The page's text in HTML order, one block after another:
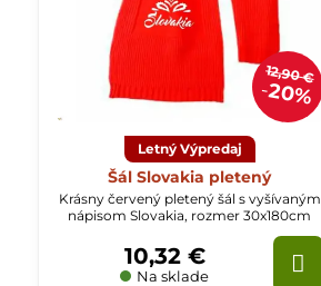
12,90 €
20%
Letný Výpredaj
Šál Slovakia pletený
Krásny červený pletený šál s vyšívaným
nápisom Slovakia, rozmer 30x180cm
Na sklade
10,32 €